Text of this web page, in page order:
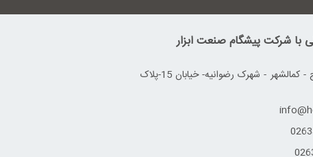
با شرکت پیشگام صنعت ابزار
آدرس: کرج - کمالشهر - شهرک رضوانیه- خیابان 15-پلاک